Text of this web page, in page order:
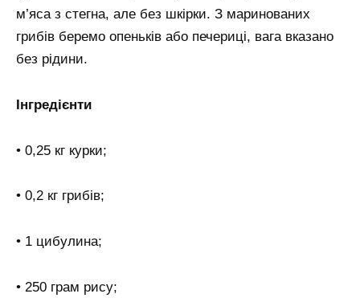
м’яса з стегна, але без шкірки. З маринованих
грибів беремо опеньків або печериці, вага вказано
без рідини.
Інгредієнти
• 0,25 кг курки;
• 0,2 кг грибів;
• 1 цибулина;
• 250 грам рису;